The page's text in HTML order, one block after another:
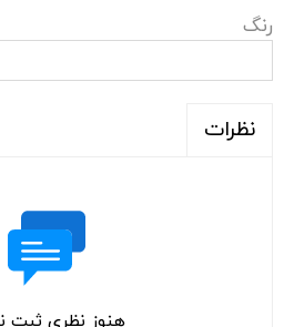
رنگ
نظرات
هنوز نظری ثبت